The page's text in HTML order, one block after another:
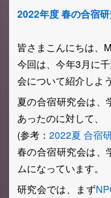
2022年度 春の合宿
皆さまこんにちは、
今回は、今年3月に
会について紹介しよ
夏の合宿研究会は、
あったのに対して、
(参考： 2022夏 合宿
春の合宿研究会は、
ムになっています。
研究会では、まず